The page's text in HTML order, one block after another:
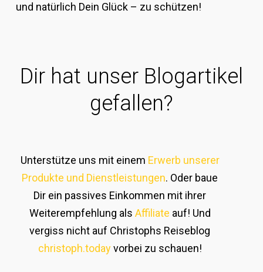
und natürlich Dein Glück – zu schützen!
Dir hat unser Blogartikel
gefallen?
Unterstütze uns mit einem Erwerb unserer
Produkte und Dienstleistungen. Oder baue
Dir ein passives Einkommen mit ihrer
Weiterempfehlung als Affiliate auf! Und
vergiss nicht auf Christophs Reiseblog
christoph.todayvorbei zu schauen!